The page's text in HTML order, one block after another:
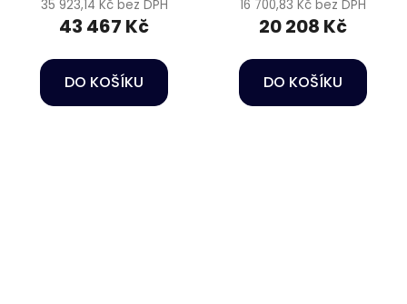
35 923,14 Kč bez DPH
43 467 Kč
DO KOŠÍKU
16 700,83 Kč bez DPH
20 208 Kč
DO KOŠÍKU